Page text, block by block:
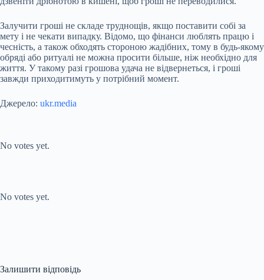
Залучити гроші не складе труднощів, якщо поставити собі за
мету і не чекати випадку. Відомо, що фінанси люблять працю і
чесність, а також обходять стороною жадібних, тому в будь-якому
обряді або ритуалі не можна просити більше, ніж необхідно для
життя. У такому разі грошова удача не відвернеться, і гроші
завжди приходитимуть у потрібний момент.
Джерело: ukr.media
No votes yet.
No votes yet.
Залишити відповідь